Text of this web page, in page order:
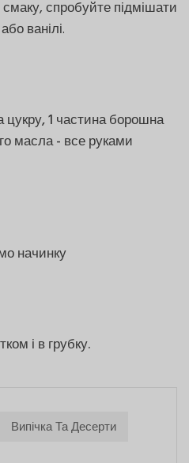
спробуйте підмішати
ванілі.
цукру, 1 частина борошна
масла - все руками
начинку
і в грубку.
Випічка Та Десерти